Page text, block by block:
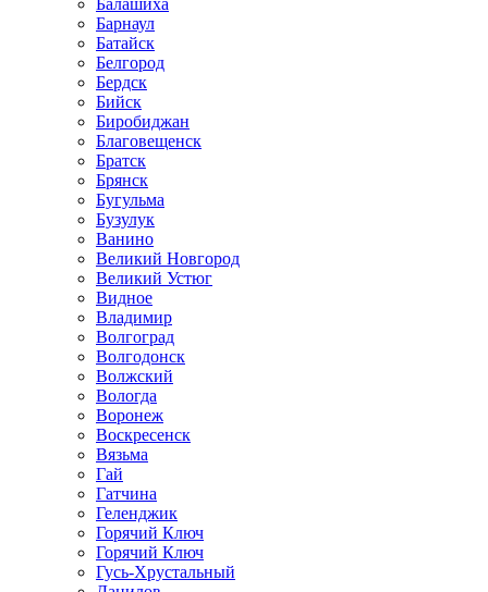
Балашиха
Барнаул
Батайск
Белгород
Бердск
Бийск
Биробиджан
Благовещенск
Братск
Брянск
Бугульма
Бузулук
Ванино
Великий Новгород
Великий Устюг
Видное
Владимир
Волгоград
Волгодонск
Волжский
Вологда
Воронеж
Воскресенск
Вязьма
Гай
Гатчина
Геленджик
Горячий Ключ
Горячий Ключ
Гусь-Хрустальный